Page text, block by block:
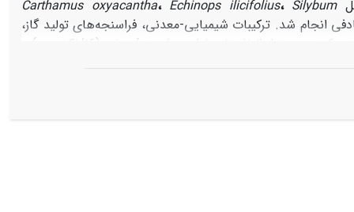
Carthamus oxyacantha، Echinops ilicifolius، Silybum
طرح کاملاً تصادفی انجام شد. ترکیبات شیمیایی-معدنی، فراسنجه‌های تولید گاز،
ظرفیت بافری و برخی پارامترهای تخمیر شکمبه‌ای در شرایط آزمایشگاهی تعیین شدند. کمترین مقدار الیاف نامحلول در شویندۀ خنثی (41/16 درصد) و
Eremurus luteus
Carthamus oxyacantha
تا 84/9